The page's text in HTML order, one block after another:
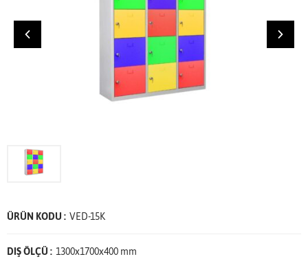
ÜRÜN KODU : VED-15K
DIŞ ÖLÇÜ : 1300x1700x400 mm